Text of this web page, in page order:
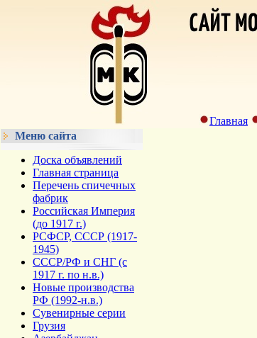
Главная
Меню сайта
Доска объявлений
Главная страница
Перечень спичечных
фабрик
Российская Империя
(до 1917 г.)
РСФСР, СССР (1917-
1945)
СССР/РФ и СНГ (с
1917 г. по н.в.)
Новые производства
РФ (1992-н.в.)
Сувенирные серии
Грузия